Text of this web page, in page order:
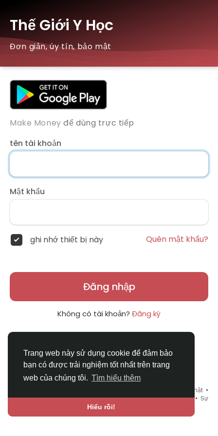
Trang web này sử dụng cookie để đảm bảo
bạn có được trải nghiệm tốt nhất trên trang
web của chúng tôi. Tìm hiểu thêm
Hiểu rồi!
Thế Giới Y Học
Đơn giản, úy tín, bảo mật
Make Money để dùng trực tiếp
tên tài khoản
Mật khẩu
ghi nhớ thiết bị này Quên mật khẩu?
Đăng nhập
Không có tài khoản? Đăng ký
Chính sách bảo mật •
Liên hệ chúng tôi•Bao Quát•Danh mục•Blog•Diễn đàn• Sự
Chợ Tình•